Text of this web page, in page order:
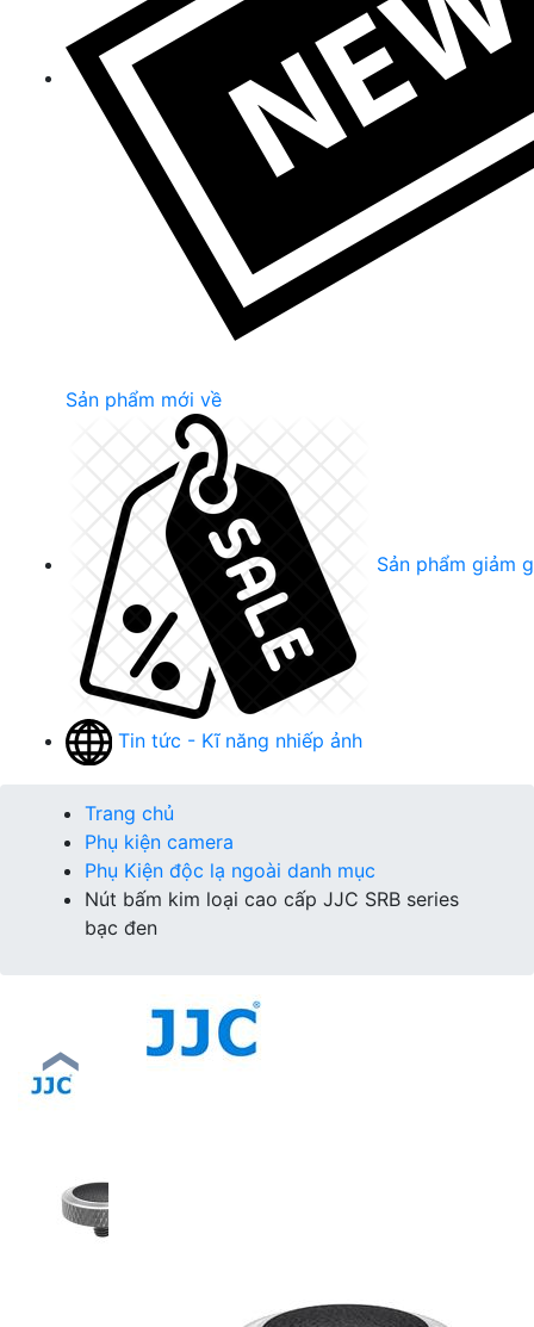
Sản phẩm mới về
Sản phẩm giảm
Tin tức - Kĩ năng nhiếp ảnh
Trang chủ
Phụ kiện camera
Phụ Kiện độc lạ ngoài danh mục
Nút bấm kim loại cao cấp JJC SRB series
bạc đen
❮